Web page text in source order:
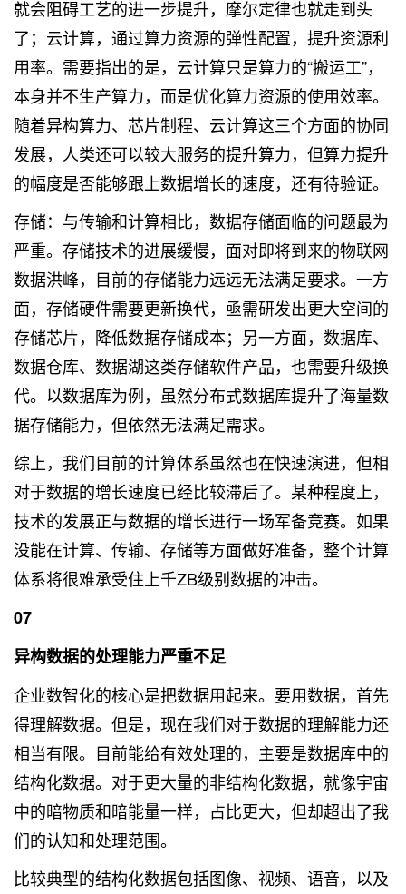
就会阻碍工艺的进一步提升，摩尔定律也就走到头
了；云计算，通过算力资源的弹性配置，提升资源利
用率。需要指出的是，云计算只是算力的“搬运工”，
本身并不生产算力，而是优化算力资源的使用效率。
随着异构算力、芯片制程、云计算这三个方面的协同
发展，人类还可以较大服务的提升算力，但算力提升
的幅度是否能够跟上数据增长的速度，还有待验证。
存储：与传输和计算相比，数据存储面临的问题最为
严重。存储技术的进展缓慢，面对即将到来的物联网
数据洪峰，目前的存储能力远远无法满足要求。一方
面，存储硬件需要更新换代，亟需研发出更大空间的
存储芯片，降低数据存储成本；另一方面，数据库、
数据仓库、数据湖这类存储软件产品，也需要升级换
代。以数据库为例，虽然分布式数据库提升了海量数
据存储能力，但依然无法满足需求。
综上，我们目前的计算体系虽然也在快速演进，但相
对于数据的增长速度已经比较滞后了。某种程度上，
技术的发展正与数据的增长进行一场军备竞赛。如果
没能在计算、传输、存储等方面做好准备，整个计算
体系将很难承受住上千ZB级别数据的冲击。
07
异构数据的处理能力严重不足
企业数智化的核心是把数据用起来。要用数据，首先
得理解数据。但是，现在我们对于数据的理解能力还
相当有限。目前能给有效处理的，主要是数据库中的
结构化数据。对于更大量的非结构化数据，就像宇宙
中的暗物质和暗能量一样，占比更大，但却超出了我
们的认知和处理范围。
比较典型的结构化数据包括图像、视频、语音，以及